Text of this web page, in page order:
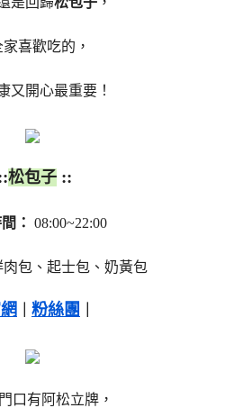
家喜歡吃的，
又開心最重要！
松包子 ::
： 08:00~22:00
肉包、起士包、奶黃包
粉絲團
門口有 阿松立牌，